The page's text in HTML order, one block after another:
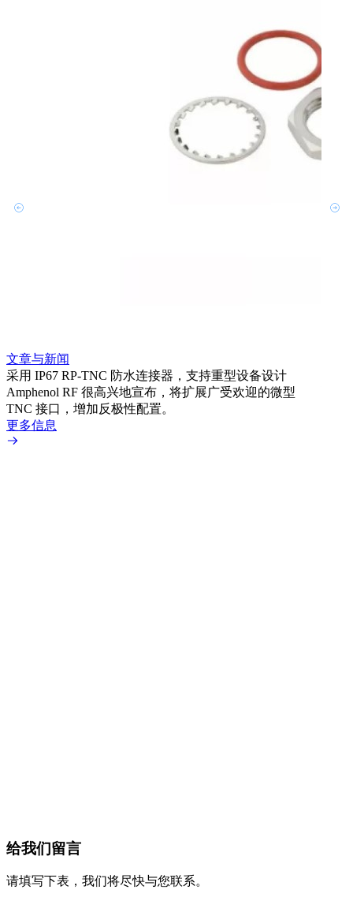
文章与新闻
采用 IP67 RP-TNC 防水连接器，支持重型设备设计
Amphenol RF 很高兴地宣布，将扩展广受欢迎的微型
TNC 接口，增加反极性配置。
更多信息
给我们留言
请填写下表，我们将尽快与您联系。